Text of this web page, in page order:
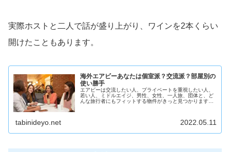
実際ホストと二人で話が盛り上がり、ワインを2本くらい
開けたこともあります。
海外エアビーあなたは個室派？交流派？部屋別の
使い勝手
エアビーは交流したい人、プライベートを重視したい人、
若い人、ミドルエイジ、男性、女性、一人旅、団体と、ど
んな旅行者にもフィットする物件がきっと見つかります。
tabinideyo.net 2022.05.11